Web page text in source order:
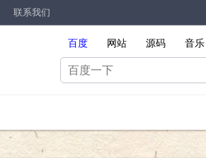
联系我们
百度 网站 源码 音乐